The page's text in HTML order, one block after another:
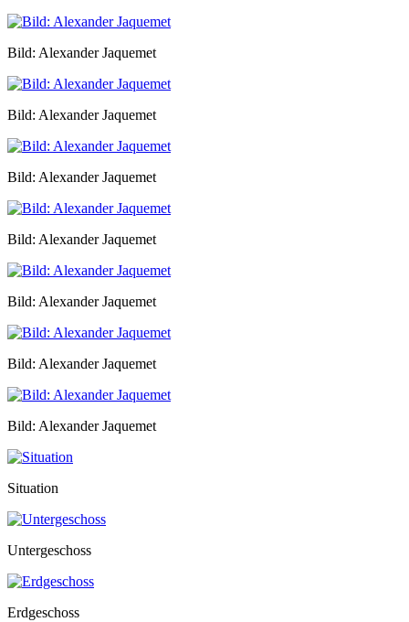
Bild: Alexander Jaquemet
Bild: Alexander Jaquemet
Bild: Alexander Jaquemet
Bild: Alexander Jaquemet
Bild: Alexander Jaquemet
Bild: Alexander Jaquemet
Bild: Alexander Jaquemet
Situation
Untergeschoss
Erdgeschoss